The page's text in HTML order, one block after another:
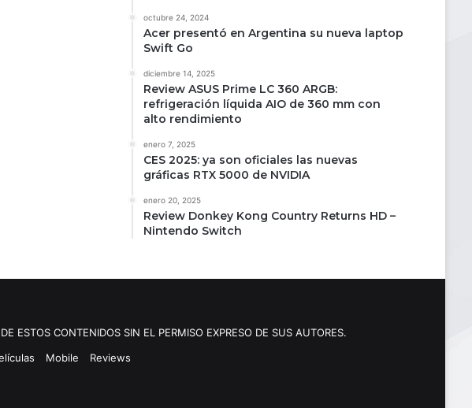
octubre 24, 2024
Acer presentó en Argentina su nueva laptop
Swift Go
diciembre 14, 2025
Review ASUS Prime LC 360 ARGB:
refrigeración líquida AIO de 360 mm con
alto rendimiento
enero 7, 2025
CES 2025: ya son oficiales las nuevas
gráficas RTX 5000 de NVIDIA
enero 20, 2025
Review Donkey Kong Country Returns HD –
Nintendo Switch
ESTOS CONTENIDOS SIN EL PERMISO EXPRESO DE SUS AUTORES.
Mobile
Reviews